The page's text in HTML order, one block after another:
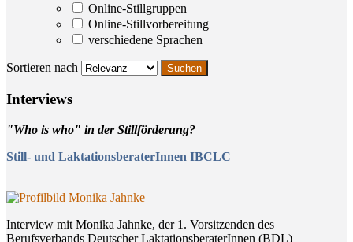
Online-Stillgruppen
Online-Stillvorbereitung
verschiedene Sprachen
Sortieren nach
Inter­views
"Who is who" in der Stillförderung?
Still- und LaktationsberaterInnen IBCLC
Interview mit Monika Jahnke, der 1. Vorsitzenden des
Berufsverbands Deutscher LaktationsberaterInnen (BDL)